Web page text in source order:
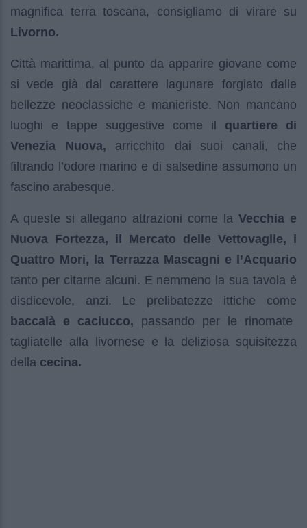
magnifica terra toscana, consigliamo di virare su
Livorno.
Città marittima, al punto da apparire giovane come
si vede già dal carattere lagunare forgiato dalle
bellezze neoclassiche e manieriste. Non mancano
luoghi e tappe suggestive come il quartiere di
Venezia Nuova, arricchito dai suoi canali, che
filtrando l’odore marino e di salsedine assumono un
fascino arabesque.
A queste si allegano attrazioni come la Vecchia e
Nuova Fortezza, il Mercato delle Vettovaglie, i
Quattro Mori, la Terrazza Mascagni e l’Acquario
tanto per citarne alcuni. E nemmeno la sua tavola è
disdicevole, anzi. Le prelibatezze ittiche come
baccalà e caciucco, passando per le rinomate
tagliatelle alla livornese e la deliziosa squisitezza
della cecina.